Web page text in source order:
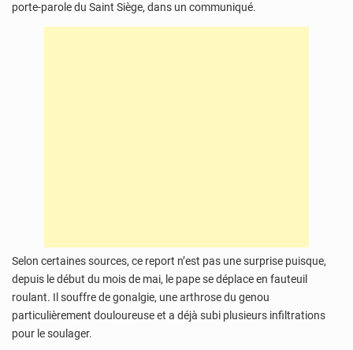
porte-parole du Saint Siège, dans un communiqué.
Selon certaines sources, ce report n’est pas une surprise puisque,
depuis le début du mois de mai, le pape se déplace en fauteuil
roulant. Il souffre de gonalgie, une arthrose du genou
particulièrement douloureuse et a déjà subi plusieurs infiltrations
pour le soulager.